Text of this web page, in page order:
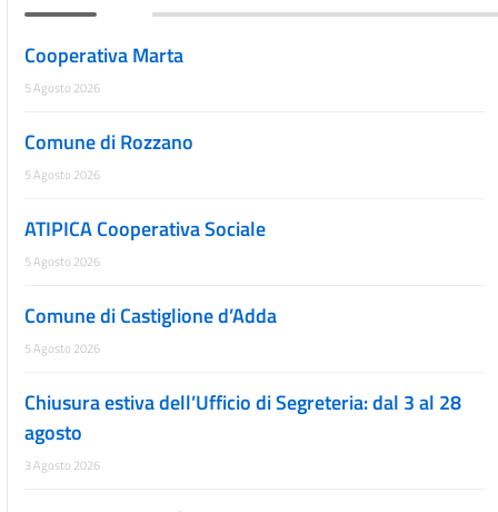
Cooperativa Marta
5 Agosto 2026
Comune di Rozzano
5 Agosto 2026
ATIPICA Cooperativa Sociale
5 Agosto 2026
Comune di Castiglione d’Adda
5 Agosto 2026
Chiusura estiva dell’Ufficio di Segreteria: dal 3 al 28
agosto
3 Agosto 2026